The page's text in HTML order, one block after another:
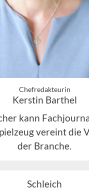
Chefredakteurin
Kerstin Barthel
kann
vereint die
der Branche.
Schleich